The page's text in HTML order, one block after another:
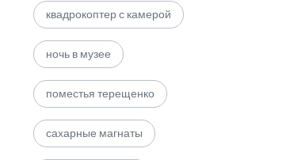
квадрокоптер с камерой
ночь в музее
поместья терещенко
сахарные магнаты